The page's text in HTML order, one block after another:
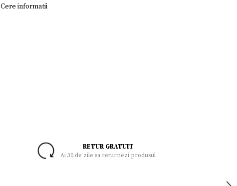
Cere informatii
RETUR GRATUIT
Ai 30 de zile sa returnezi produsul